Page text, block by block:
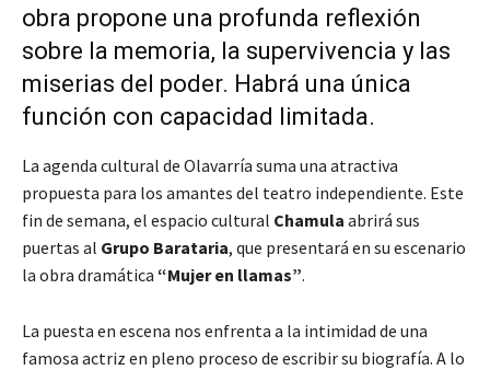
obra propone una profunda reflexión
sobre la memoria, la supervivencia y las
miserias del poder. Habrá una única
función con capacidad limitada.
La agenda cultural de Olavarría suma una atractiva
propuesta para los amantes del teatro independiente. Este
fin de semana, el espacio cultural Chamula abrirá sus
puertas al Grupo Barataria, que presentará en su escenario
la obra dramática “Mujer en llamas”.
La puesta en escena nos enfrenta a la intimidad de una
famosa actriz en pleno proceso de escribir su biografía. A lo